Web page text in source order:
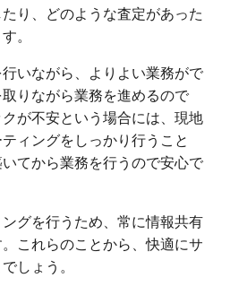
り、どのような査定があった
。
いながら、よりよい業務がで
りながら業務を進めるので
が不安という場合には、現地
ィングをしっかり行うこと
てから業務を行うので安心で
グを行うため、常に情報共有
これらのことから、快適にサ
しょう。